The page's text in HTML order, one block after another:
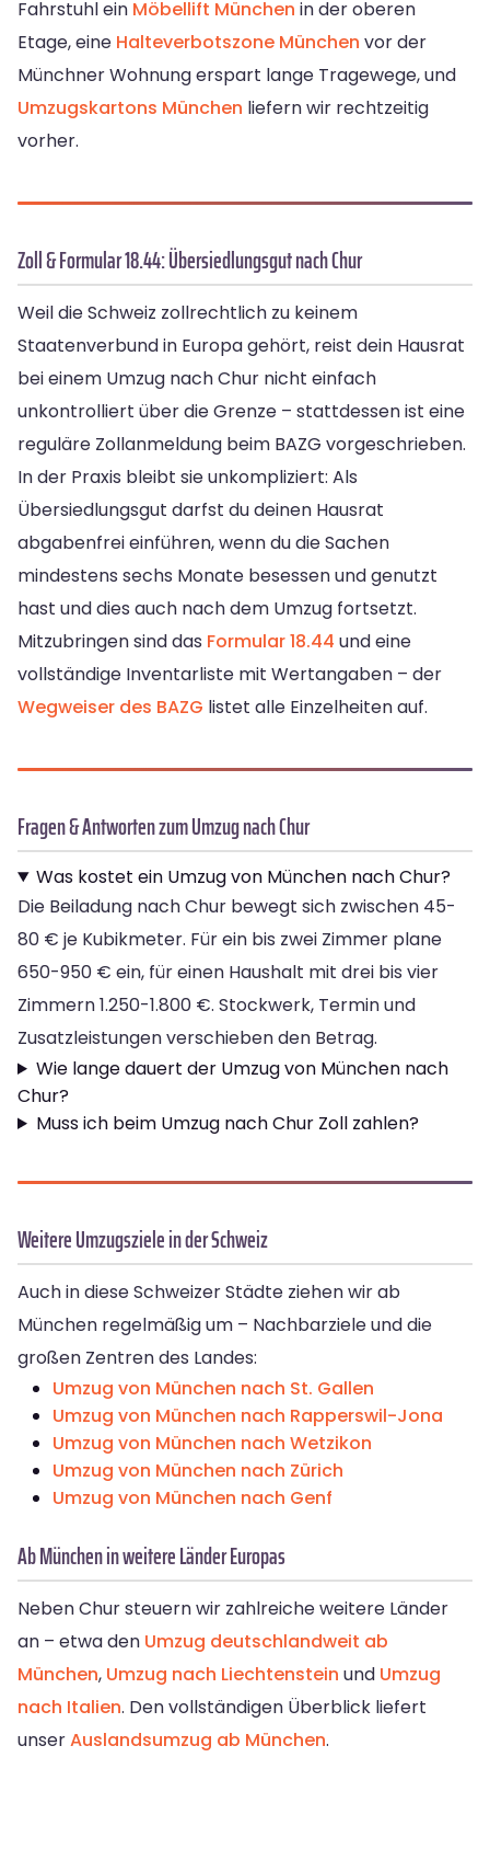
Fahrstuhl ein Möbellift München in der oberen
Etage, eine Halteverbotszone München vor der
Münchner Wohnung erspart lange Tragewege, und
Umzugskartons München liefern wir rechtzeitig
vorher.
Zoll & Formular 18.44: Übersiedlungsgut nach Chur
Weil die Schweiz zollrechtlich zu keinem
Staatenverbund in Europa gehört, reist dein Hausrat
bei einem Umzug nach Chur nicht einfach
unkontrolliert über die Grenze – stattdessen ist eine
reguläre Zollanmeldung beim BAZG vorgeschrieben.
In der Praxis bleibt sie unkompliziert: Als
Übersiedlungsgut darfst du deinen Hausrat
abgabenfrei einführen, wenn du die Sachen
mindestens sechs Monate besessen und genutzt
hast und dies auch nach dem Umzug fortsetzt.
Mitzubringen sind das Formular 18.44 und eine
vollständige Inventarliste mit Wertangaben – der
Wegweiser des BAZG listet alle Einzelheiten auf.
Fragen & Antworten zum Umzug nach Chur
Was kostet ein Umzug von München nach Chur?
Die Beiladung nach Chur bewegt sich zwischen 45-
80 € je Kubikmeter. Für ein bis zwei Zimmer plane
650-950 € ein, für einen Haushalt mit drei bis vier
Zimmern 1.250-1.800 €. Stockwerk, Termin und
Zusatzleistungen verschieben den Betrag.
Wie lange dauert der Umzug von München nach
Chur?
Muss ich beim Umzug nach Chur Zoll zahlen?
Weitere Umzugsziele in der Schweiz
Auch in diese Schweizer Städte ziehen wir ab
München regelmäßig um – Nachbarziele und die
großen Zentren des Landes:
Umzug von München nach St. Gallen
Umzug von München nach Rapperswil-Jona
Umzug von München nach Wetzikon
Umzug von München nach Zürich
Umzug von München nach Genf
Ab München in weitere Länder Europas
Neben Chur steuern wir zahlreiche weitere Länder
an – etwa den Umzug deutschlandweit ab
München, Umzug nach Liechtenstein und Umzug
nach Italien. Den vollständigen Überblick liefert
unserAuslandsumzug ab München.